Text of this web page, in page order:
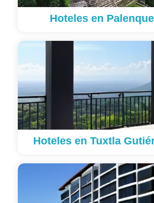
Hoteles en
Hoteles en Tuxtla